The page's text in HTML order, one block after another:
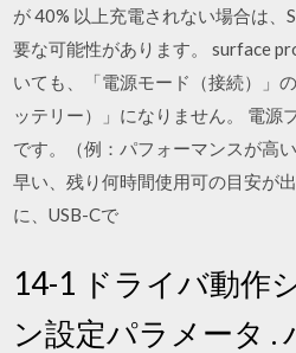
が 40% 以上充電されない場合は、
要な可能性があります。 surface
いても、「電源モード（接続）」
ッテリー）」になりません。 電源
です。（例：パフォーマンスが高
早い、残り何時間使用可の目安が
に、USB-Cで
14-1 ドライバ動作
ン設定パラメータ .